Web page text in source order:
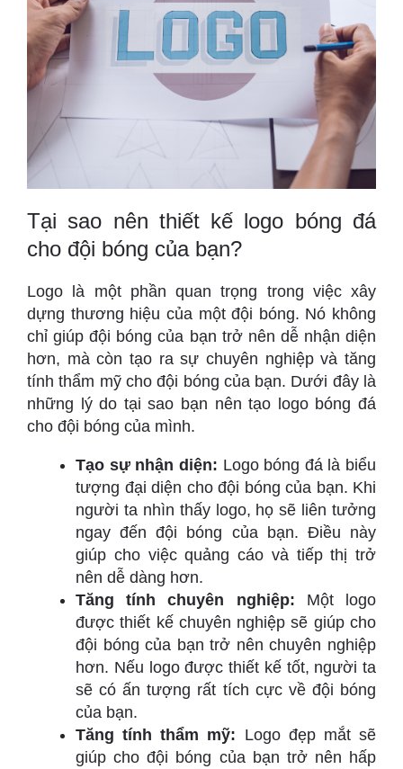
Tại sao nên thiết kế logo bóng đá
cho đội bóng của bạn?
Logo là một phần quan trọng trong việc xây
dựng thương hiệu của một đội bóng. Nó không
chỉ giúp đội bóng của bạn trở nên dễ nhận diện
hơn, mà còn tạo ra sự chuyên nghiệp và tăng
tính thẩm mỹ cho đội bóng của bạn. Dưới đây là
những lý do tại sao bạn nên tạo logo bóng đá
cho đội bóng của mình.
Tạo sự nhận diện: Logo bóng đá là biểu
tượng đại diện cho đội bóng của bạn. Khi
người ta nhìn thấy logo, họ sẽ liên tưởng
ngay đến đội bóng của bạn. Điều này
giúp cho việc quảng cáo và tiếp thị trở
nên dễ dàng hơn.
Tăng tính chuyên nghiệp: Một logo
được thiết kế chuyên nghiệp sẽ giúp cho
đội bóng của bạn trở nên chuyên nghiệp
hơn. Nếu logo được thiết kế tốt, người ta
sẽ có ấn tượng rất tích cực về đội bóng
của bạn.
Tăng tính thẩm mỹ: Logo đẹp mắt sẽ
giúp cho đội bóng của bạn trở nên hấp